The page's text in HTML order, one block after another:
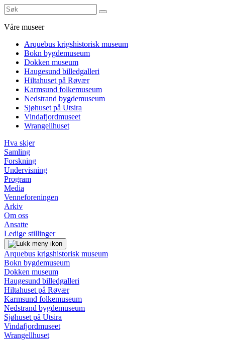
Våre museer
Arquebus krigshistorisk museum
Bokn bygdemuseum
Dokken museum
Haugesund billedgalleri
Hiltahuset på Røvær
Karmsund folkemuseum
Nedstrand bygdemuseum
Sjøhuset på Utsira
Vindafjordmuseet
Wrangellhuset
Hva skjer
Samling
Forskning
Undervisning
Program
Media
Venneforeningen
Arkiv
Om oss
Ansatte
Ledige stillinger
Arquebus krigshistorisk museum
Bokn bygdemuseum
Dokken museum
Haugesund billedgalleri
Hiltahuset på Røvær
Karmsund folkemuseum
Nedstrand bygdemuseum
Sjøhuset på Utsira
Vindafjordmuseet
Wrangellhuset